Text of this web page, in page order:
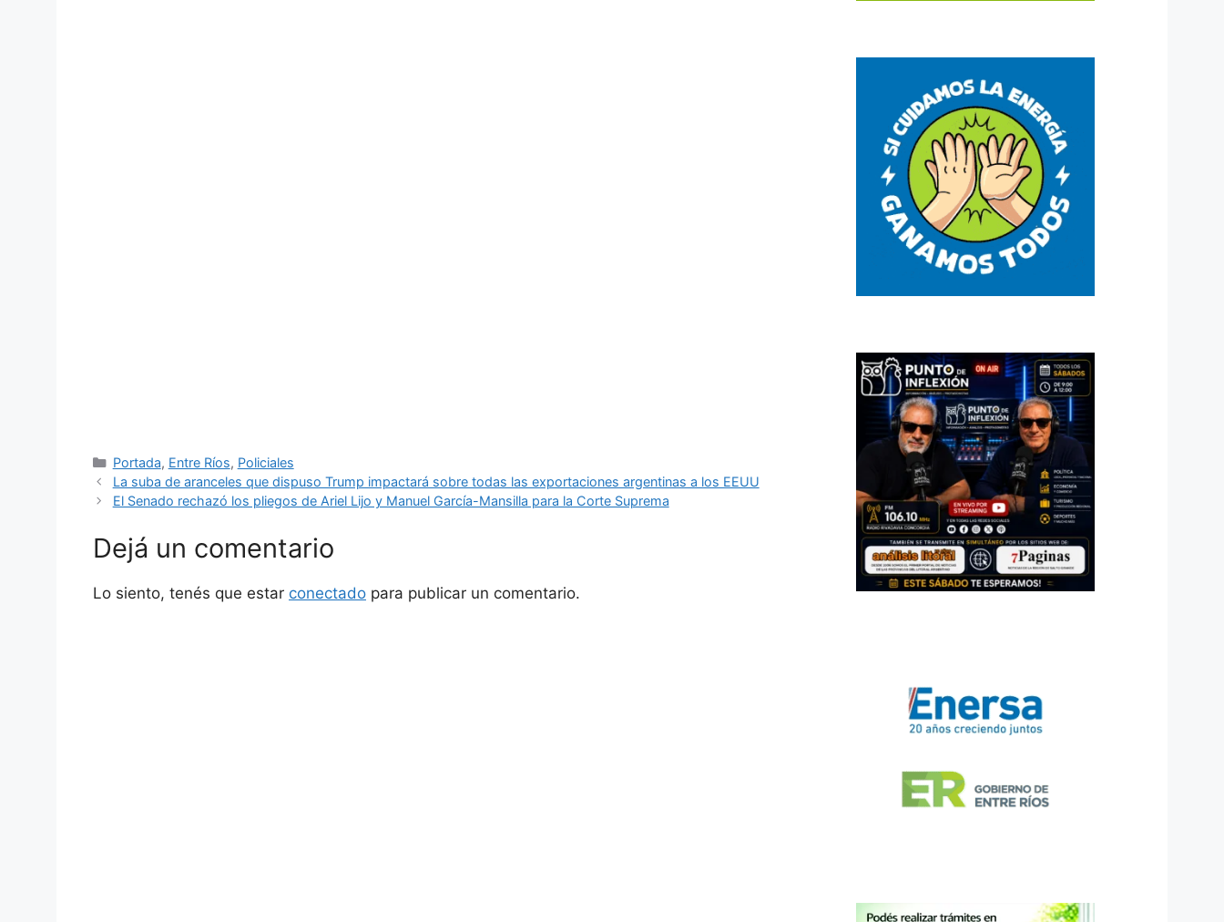
Categorías
Portada, Entre Ríos, Policiales
La suba de aranceles que dispuso Trump impactará sobre todas las exportaciones argentinas a los EEUU
El Senado rechazó los pliegos de Ariel Lijo y Manuel García-Mansilla para la Corte Suprema
Dejá un comentario
Lo siento, tenés que estar conectado para publicar un comentario.